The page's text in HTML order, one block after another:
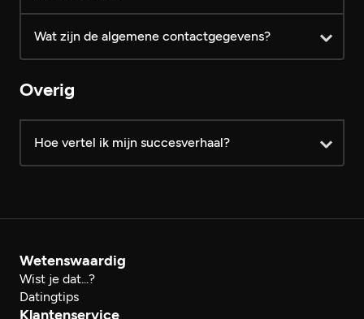
Modelformulier voor herroeping
log dan eerst in
Wat zijn de algemene contactgegevens?
Overig
Hoe vertel ik mijn succesverhaal?
Wetenswaardig
Wist je dat...?
Datingtips
Klantenservice